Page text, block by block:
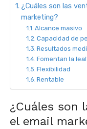
¿Cuáles son las
marketing?
Alcance masivo
Capacidad de
Resultados
Fomentan la
Flexibilidad
Rentable
¿Cuáles son
el email